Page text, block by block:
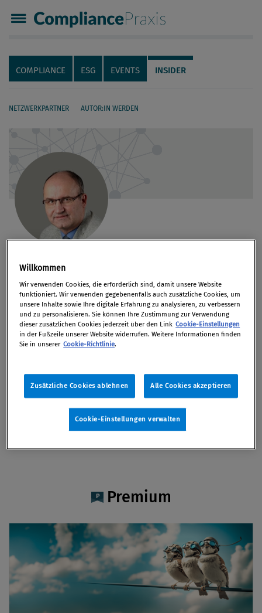
Compliance Praxis
Servicenavigation
Navigation
COMPLIANCE ESG EVENTS INSIDER
NETZWERKPARTNER AUTOR:IN WERDEN
Dr. Peter Jonas
Artikel auf Xing teilen
Artikel auf linkedIn teilen
Artikel auf Facebook teilen
Artikellink kopieren
Artikel per Mail teilen
Vita
Peter Jonas ist seit 1994 bei Austrian Standards,
derzeit als Director Certification. Seit Jahren
befasst er sich mit der Zertifizierung von
Compliance-Systemen als Experte in
Premium
Willkommen
Wir verwenden Cookies, die erforderlich sind, damit unsere Website
funktioniert. Wir verwenden gegebenenfalls auch zusätzliche Cookies, um
unsere Inhalte sowie Ihre digitale Erfahrung zu analysieren, zu verbessern
und zu personalisieren. Sie können Ihre Zustimmung zur Verwendung
dieser zusätzlichen Cookies jederzeit über den Link Cookie-Einstellungen
in der Fußzeile unserer Website widerrufen. Weitere Informationen finden
Sie in unserer Cookie-Richtlinie.
Zusätzliche Cookies ablehnen Alle Cookies akzeptieren
Cookie-Einstellungen verwalten